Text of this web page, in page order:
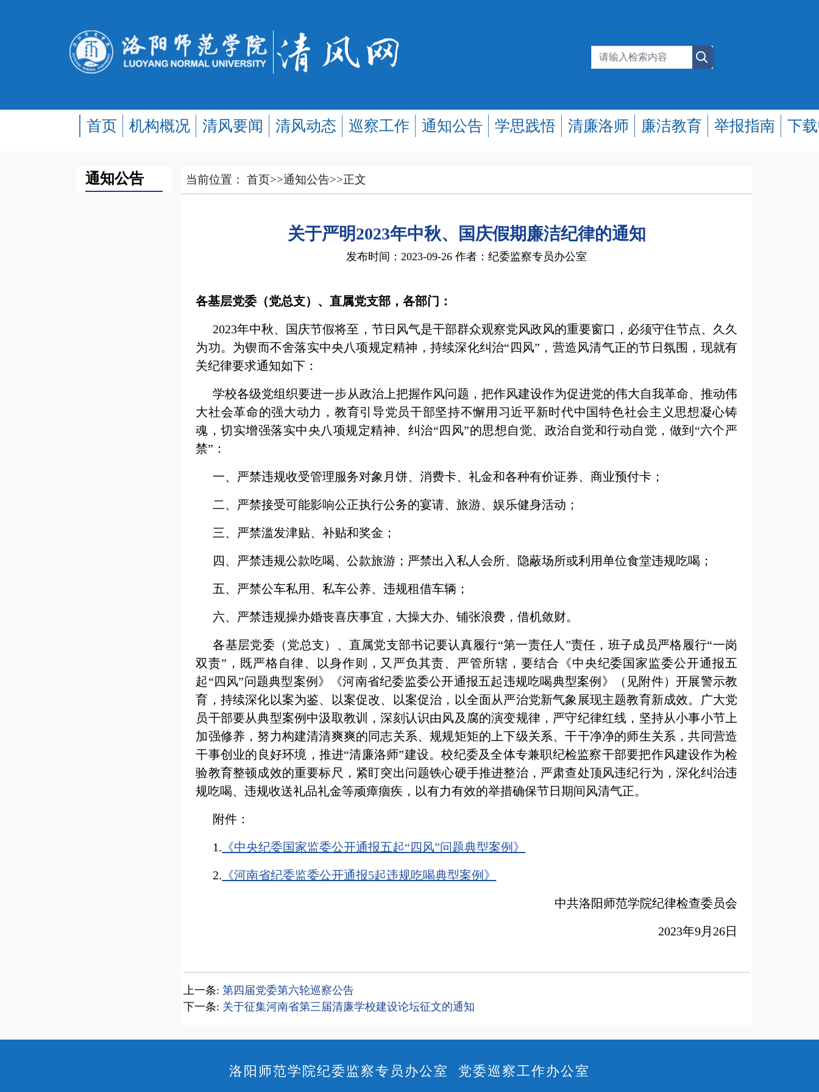
首页 机构概况 清风要闻 清风动态 巡察工作 通知公告 学思践悟 清廉洛师 廉洁教育 举报指南 下
通知公告 当前位置：首页>>通知公告>>正文
关于严明2023年中秋、国庆假期廉洁纪律的通知
发布时间：2023-09-26 作者：纪委监察专员办公室
各基层党委（党总支）、直属党支部，各部门：
2023年中秋、国庆节假将至，节日风气是干部群众观察党风政风的重要窗口，必须守住节点、久久
为功。为锲而不舍落实中央八项规定精神，持续深化纠治“四风”，营造风清气正的节日氛围，现就有
关纪律要求通知如下：
学校各级党组织要进一步从政治上把握作风问题，把作风建设作为促进党的伟大自我革命、推动伟
大社会革命的强大动力，教育引导党员干部坚持不懈用习近平新时代中国特色社会主义思想凝心铸
魂，切实增强落实中央八项规定精神、纠治“四风”的思想自觉、政治自觉和行动自觉，做到“六个严
禁”：
一、严禁违规收受管理服务对象月饼、消费卡、礼金和各种有价证券、商业预付卡；
二、严禁接受可能影响公正执行公务的宴请、旅游、娱乐健身活动；
三、严禁滥发津贴、补贴和奖金；
四、严禁违规公款吃喝、公款旅游；严禁出入私人会所、隐蔽场所或利用单位食堂违规吃喝；
五、严禁公车私用、私车公养、违规租借车辆；
六、严禁违规操办婚丧喜庆事宜，大操大办、铺张浪费，借机敛财。
各基层党委（党总支）、直属党支部书记要认真履行“第一责任人”责任，班子成员严格履行“一岗
双责”，既严格自律、以身作则，又严负其责、严管所辖，要结合《中央纪委国家监委公开通报五
起“四风”问题典型案例》《河南省纪委监委公开通报五起违规吃喝典型案例》（见附件）开展警示教
育，持续深化以案为鉴、以案促改、以案促治，以全面从严治党新气象展现主题教育新成效。广大党
员干部要从典型案例中汲取教训，深刻认识由风及腐的演变规律，严守纪律红线，坚持从小事小节上
加强修养，努力构建清清爽爽的同志关系、规规矩矩的上下级关系、干干净净的师生关系，共同营造
干事创业的良好环境，推进“清廉洛师”建设。校纪委及全体专兼职纪检监察干部要把作风建设作为检
验教育整顿成效的重要标尺，紧盯突出问题铁心硬手推进整治，严肃查处顶风违纪行为，深化纠治违
规吃喝、违规收送礼品礼金等顽瘴痼疾，以有力有效的举措确保节日期间风清气正。
附件：
1. 《中央纪委国家监委公开通报五起“四风”问题典型案例》
2. 《河南省纪委监委公开通报5起违规吃喝典型案例》
中共洛阳师范学院纪律检查委员会
2023年9月26日
上一条:第四届党委第六轮巡察公告
下一条: 关于征集河南省第三届清廉学校建设论坛征文的通知
洛阳师范学院纪委监察专员办公室 党委巡察工作办公室